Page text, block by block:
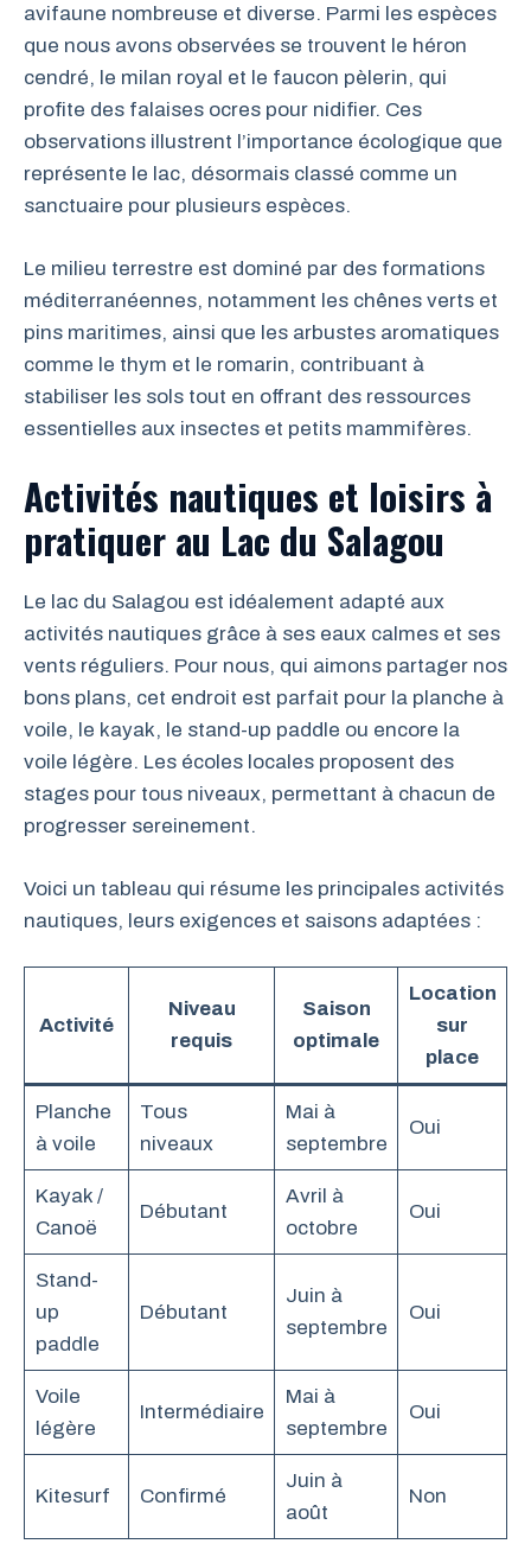
avifaune nombreuse et diverse. Parmi les espèces
que nous avons observées se trouvent le héron
cendré, le milan royal et le faucon pèlerin, qui
profite des falaises ocres pour nidifier. Ces
observations illustrent l’importance écologique que
représente le lac, désormais classé comme un
sanctuaire pour plusieurs espèces.
Le milieu terrestre est dominé par des formations
méditerranéennes, notamment les chênes verts et
pins maritimes, ainsi que les arbustes aromatiques
comme le thym et le romarin, contribuant à
stabiliser les sols tout en offrant des ressources
essentielles aux insectes et petits mammifères.
Activités nautiques et loisirs à
pratiquer au Lac du Salagou
Le lac du Salagou est idéalement adapté aux
activités nautiques grâce à ses eaux calmes et ses
vents réguliers. Pour nous, qui aimons partager nos
bons plans, cet endroit est parfait pour la planche à
voile, le kayak, le stand-up paddle ou encore la
voile légère. Les écoles locales proposent des
stages pour tous niveaux, permettant à chacun de
progresser sereinement.
Voici un tableau qui résume les principales activités
nautiques, leurs exigences et saisons adaptées :
Activité
Niveau
requis
Saison
optimale
Location
sur
place
Planche
à voile
Tous
niveaux
Mai à
septembre
Oui
Kayak /
Canoë
Débutant
Avril à
octobre
Oui
Stand-
up
paddle
Débutant
Juin à
septembre
Oui
Voile
légère
Intermédiaire
Mai à
septembre
Oui
Kitesurf Confirmé
Juin à
août
Non